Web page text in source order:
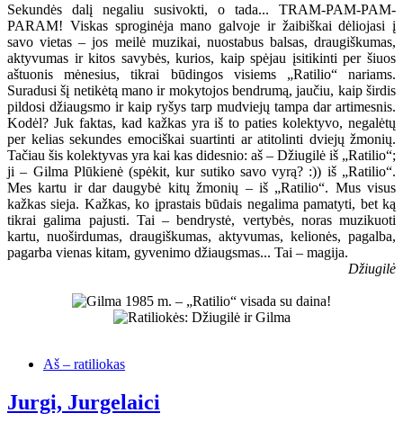
Sekundės dalį negaliu susivokti, o tada... TRAM-PAM-PAM-
PARAM! Viskas sproginėja mano galvoje ir žaibiškai dėliojasi į
savo vietas – jos meilė muzikai, nuostabus balsas, draugiškumas,
aktyvumas ir kitos savybės, kurios, kaip spėjau įsitikinti per šiuos
aštuonis mėnesius, tikrai būdingos visiems „Ratilio“ nariams.
Suradusi šį netikėtą mano ir mokytojos bendrumą, jaučiu, kaip širdis
pildosi džiaugsmo ir kaip ryšys tarp mudviejų tampa dar artimesnis.
Kodėl? Juk faktas, kad kažkas yra iš to paties kolektyvo, negalėtų
per kelias sekundes emociškai suartinti ar atitolinti dviejų žmonių.
Tačiau šis kolektyvas yra kai kas didesnio: aš – Džiugilė iš „Ratilio“;
ji – Gilma Plūkienė (spėkit, kur sutiko savo vyrą? :)) iš „Ratilio“.
Mes kartu ir dar daugybė kitų žmonių – iš „Ratilio“. Mus visus
kažkas sieja. Kažkas, ko įprastais būdais negalima pamatyti, bet ką
tikrai galima pajusti. Tai – bendrystė, vertybės, noras muzikuoti
kartu, nuoširdumas, draugiškumas, aktyvumas, kelionės, pagalba,
pagarba vienas kitam, gyvenimo džiaugsmas... Tai – magija.
Džiugilė
Aš – ratiliokas
Jurgi, Jurgelaici